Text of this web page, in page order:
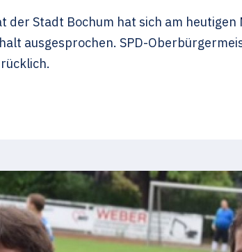
der Stadt Bochum hat sich am
ausgesprochen. SPD-